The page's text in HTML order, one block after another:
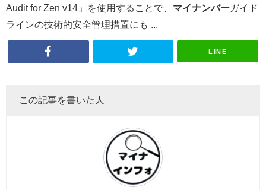
Audit for Zen v14」を使用することで、 マイナンバーガイド
ラインの技術的安全管理措置にも ...
LINE
この記事を書いた人